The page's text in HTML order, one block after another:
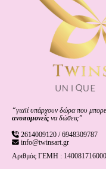
“γιατί υπάρχουν δώρα που
ανυπομονείςνα δώσεις”
2614009120 / 6948309787
info@twinsart.gr
Αριθμός ΓΕΜΗ : 140081716000